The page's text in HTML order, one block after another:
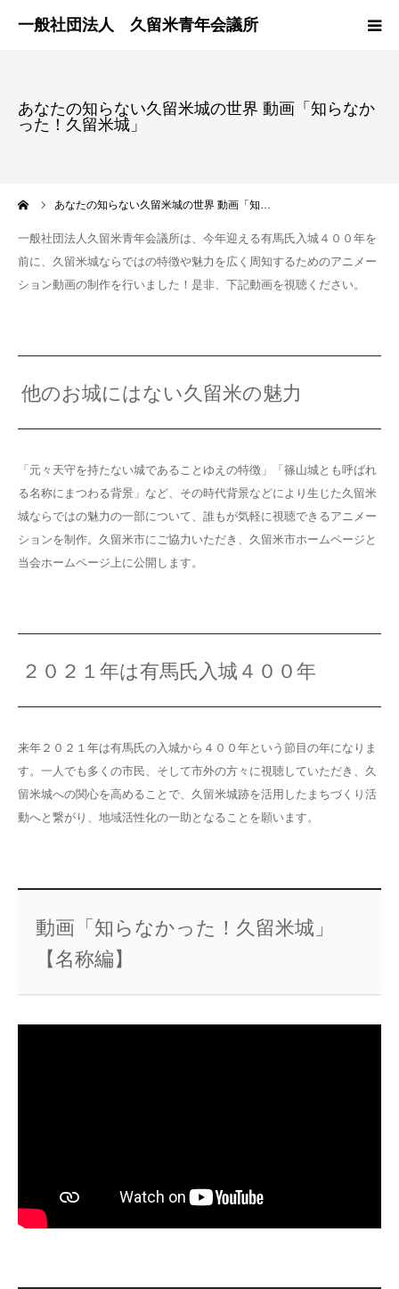
あなたの知らない久留米城の世界 動画「知らなか
った！久留米城」
あなたの知らない久留米城の世界 動画「知…
一般社団法人久留米青年会議所は、今年迎える有馬氏入城４００年を
前に、久留米城ならではの特徴や魅力を広く周知するためのアニメー
ション動画の制作を行いました！是非、下記動画を視聴ください。
他のお城にはない久留米の魅力
「元々天守を持たない城であることゆえの特徴」「篠山城とも呼ばれ
る名称にまつわる背景」など、その時代背景などにより生じた久留米
城ならではの魅力の一部について、誰もが気軽に視聴できるアニメー
ションを制作。久留米市にご協力いただき、久留米市ホームページと
当会ホームページ上に公開します。
２０２１年は有馬氏入城４００年
来年２０２１年は有馬氏の入城から４００年という節目の年になりま
す。一人でも多くの市民、そして市外の方々に視聴していただき、久
留米城への関心を高めることで、久留米城跡を活用したまちづくり活
動へと繋がり、地域活性化の一助となることを願います。
動画「知らなかった！久留米城」
【名称編】
組織案内
お問合せ